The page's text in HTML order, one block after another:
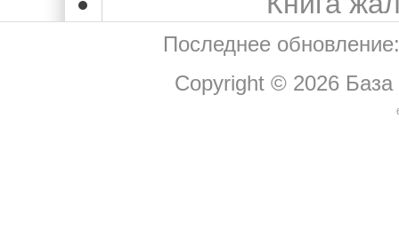
Последнее
Copyright © 2026 База